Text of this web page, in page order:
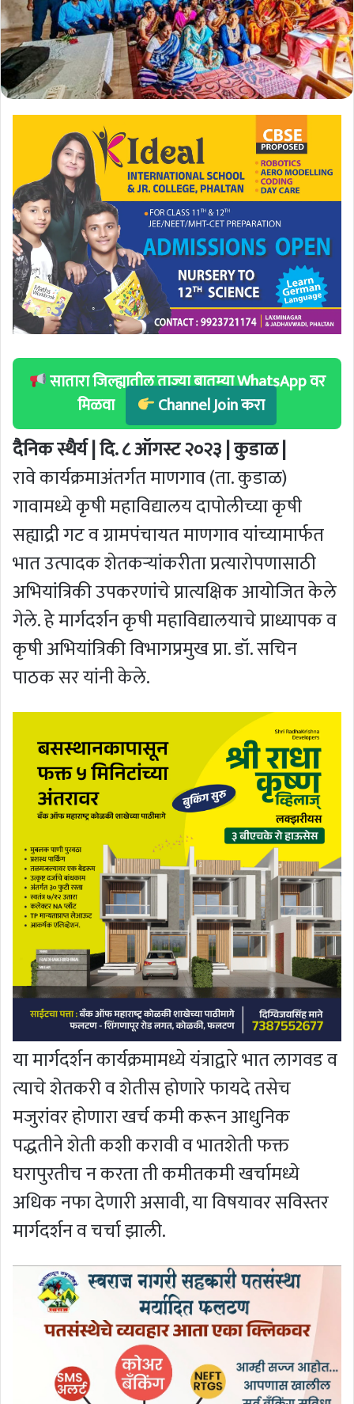
सातारा जिल्ह्यातील ताज्या बातम्या WhatsApp वर
मिळवा
Channel Join करा
दैनिक स्थैर्य | दि. ८ ऑगस्ट २०२३ | कुडाळ |
रावे कार्यक्रमाअंतर्गत माणगाव (ता. कुडाळ)
गावामध्ये कृषी महाविद्यालय दापोलीच्या कृषी
सह्याद्री गट व ग्रामपंचायत माणगाव यांच्यामार्फत
भात उत्पादक शेतकर्‍यांकरीता प्रत्यारोपणासाठी
अभियांत्रिकी उपकरणांचे प्रात्यक्षिक आयोजित केले
गेले. हेे मार्गदर्शन कृषी महाविद्यालयाचे प्राध्यापक व
कृषी अभियांत्रिकी विभागप्रमुख प्रा. डॉ. सचिन
पाठक सर यांनी केले.
या मार्गदर्शन कार्यक्रमामध्ये यंत्राद्वारे भात लागवड व
त्याचे शेतकरी व शेतीस होणारे फायदे तसेच
मजुरांवर होणारा खर्च कमी करून आधुनिक
पद्धतीने शेती कशी करावी व भातशेती फक्त
घरापुरतीच न करता ती कमीतकमी खर्चामध्ये
अधिक नफा देणारी असावी, या विषयावर सविस्तर
मार्गदर्शन व चर्चा झाली.